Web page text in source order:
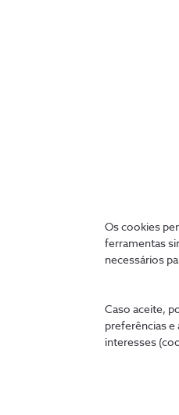
Os cookies
ferramentas
necessários
Caso aceite,
preferências e
interesses
Ligados 24